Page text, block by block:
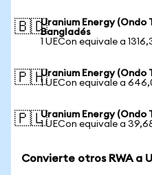
🇧🇩Uranium Energy (Ondo
Bangladés
1 UECon equivale a
🇵🇭Uranium Energy (Ondo
1 UECon equivale a
🇵🇱Uranium Energy (Ondo
1 UECon equivale a
Convierte otros RWA a